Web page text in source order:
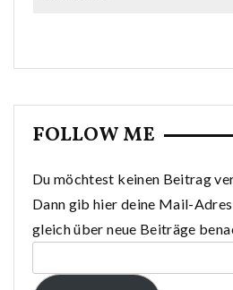
FOLLOW ME
Du möchtest keinen Beitrag
Dann gib hier deine Mail-
gleich über neue Beiträge
Mail-